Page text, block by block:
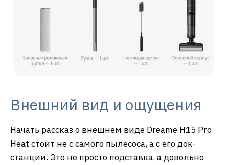
Внешний вид и ощущения
Начать рассказ о внешнем виде Dreame H15 Pro
Heat стоит не с самого пылесоса, а с его док-
станции. Это не просто подставка, а довольно